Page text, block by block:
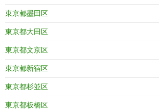
東京都墨田区
東京都大田区
東京都文京区
東京都新宿区
東京都杉並区
東京都板橋区